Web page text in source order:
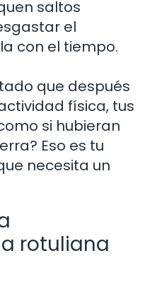
saltos
el
con el tiempo.
que después
física, tus
si hubieran
Eso es tu
necesita un
rotuliana